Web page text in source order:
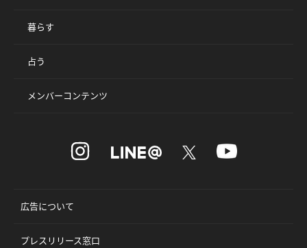
暮らす
占う
メンバーコンテンツ
広告について
プレスリリース窓口